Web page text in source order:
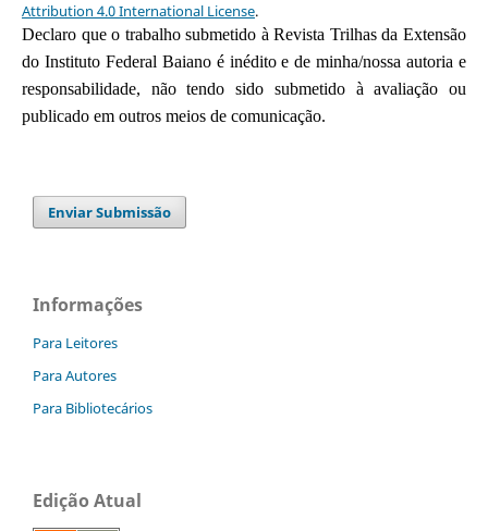
Attribution 4.0 International License.
Declaro que o trabalho submetido à Revista Trilhas da Extensão
do Instituto Federal Baiano é inédito e de minha/nossa autoria e
responsabilidade, não tendo sido submetido à avaliação ou
publicado em outros meios de comunicação.
Enviar Submissão
Informações
Para Leitores
Para Autores
Para Bibliotecários
Edição Atual